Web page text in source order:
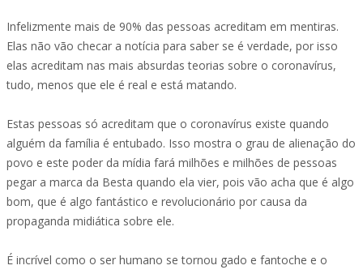
Infelizmente mais de 90% das pessoas acreditam em mentiras.
Elas não vão checar a notícia para saber se é verdade, por isso
elas acreditam nas mais absurdas teorias sobre o coronavírus,
tudo, menos que ele é real e está matando.
Estas pessoas só acreditam que o coronavírus existe quando
alguém da família é entubado. Isso mostra o grau de alienação do
povo e este poder da mídia fará milhões e milhões de pessoas
pegar a marca da Besta quando ela vier, pois vão acha que é algo
bom, que é algo fantástico e revolucionário por causa da
propaganda midiática sobre ele.
É incrível como o ser humano se tornou gado e fantoche e o